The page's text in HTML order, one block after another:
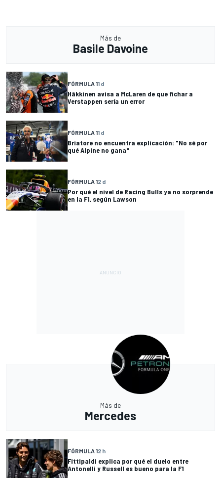
Más de
Basile Davoine
FÓRMULA 11 d
Häkkinen avisa a McLaren de que fichar a
Verstappen sería un error
FÓRMULA 11 d
Briatore no encuentra explicación: "No sé por
qué Alpine no gana"
FÓRMULA 12 d
Por qué el nivel de Racing Bulls ya no sorprende
en la F1, según Lawson
Más de
Mercedes
FÓRMULA 12 h
Fittipaldi explica por qué el duelo entre
Antonelli y Russell es bueno para la F1